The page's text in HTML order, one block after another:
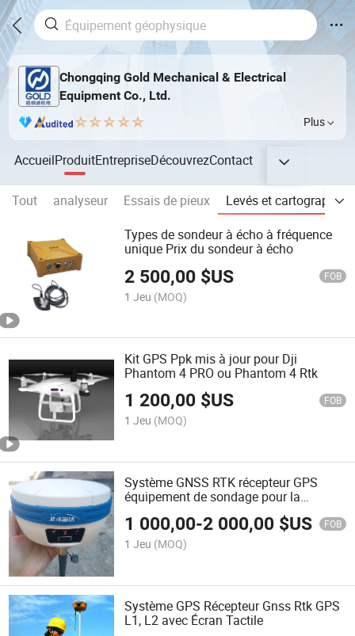
Chongqing Gold Mechanical & Electrical
Equipment Co., Ltd.
Plus
AccueilProduitEntrepriseDécouvrezContact
Tout analyseur Essais de pieux
Levés et cartographie
Types de sondeur à écho à fréquence
unique Prix du sondeur à écho
2 500,00 $US FOB
1 Jeu (MOQ)
Kit GPS Ppk mis à jour pour Dji
Phantom 4 PRO ou Phantom 4 Rtk
1 200,00 $US FOB
1 Jeu (MOQ)
Système GNSS RTK récepteur GPS
équipement de sondage pour la
1 000,00-2 000,00 $US FOB
1 Jeu (MOQ)
Système GPS Récepteur Gnss Rtk GPS
L1, L2 avec Écran Tactile